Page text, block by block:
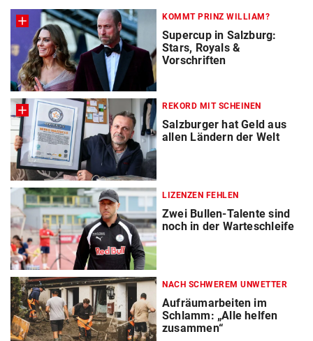
KOMMT PRINZ WILLIAM?
Supercup in Salzburg:
Stars, Royals &
Vorschriften
REKORD MIT SCHEINEN
Salzburger hat Geld aus
allen Ländern der Welt
LIZENZEN FEHLEN
Zwei Bullen-Talente sind
noch in der Warteschleife
NACH SCHWEREM UNWETTER
Aufräumarbeiten im
Schlamm: „Alle helfen
zusammen“